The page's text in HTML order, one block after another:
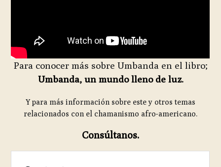
Para conocer más sobre Umbanda en el libro;
Umbanda, un mundo lleno de luz.
Y para más información sobre este y otros temas
relacionados con el chamanismo afro-americano.
Consúltanos.